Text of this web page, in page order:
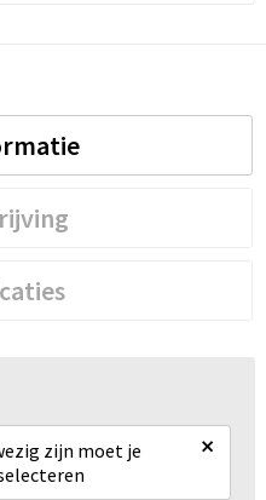
zijn moet je
×